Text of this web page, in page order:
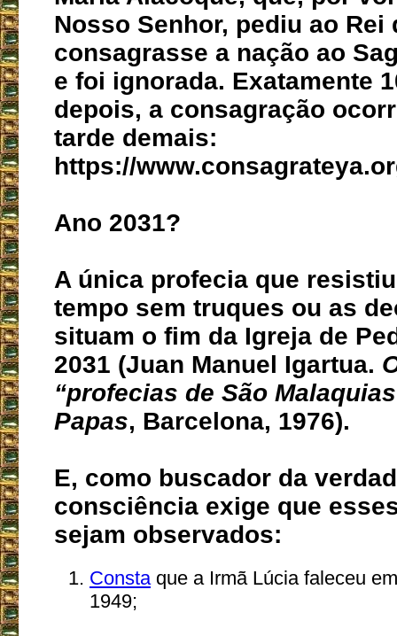
Nosso Senhor, pediu ao Rei
consagrasse a nação ao
e foi ignorada. Exatamente
depois, a consagração
tarde demais:
https://
Ano 2031?
A única profecia que
tempo sem truques ou as
situam o fim da Igreja de
2031 (Juan Manuel Igartua.
“profecias de São
Papas, Barcelona, 1976).
E, como buscador da
consciência exige que
sejam observados:
Constaque a Irmã Lúcia faleceu
1949;